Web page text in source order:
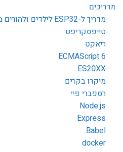
מדריכים
מדריך ל-ESP32 לילדים ולהורים מאפס
טייפסקריפט
ריאקט
ECMAScript 6
ES20XX
מיקרו בקרים
רספברי פיי
Node.js
Express
Babel
docker